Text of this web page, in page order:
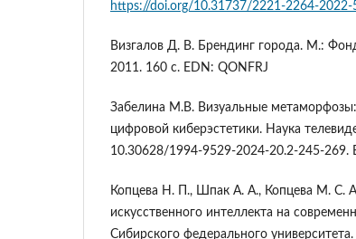
https://doi.org/10.31737/2221-2264-2022-
Визгалов Д. В. Брендинг города. М.:
2011. 160 с. EDN: QONFRJ
Забелина М.В. Визуальные метаморфозы:
цифровой киберэстетики. Наука
10.30628/1994-9529-2024-20.2-245-269.
Копцева Н. П., Шпак А. А., Копцева М. С.
искусственного интеллекта на
Сибирского федерального